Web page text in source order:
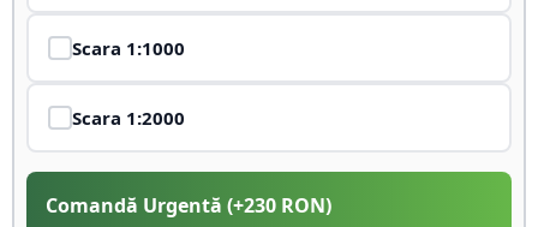
Scara 1:1000
Scara 1:2000
Comandă Urgentă (+230 RON)